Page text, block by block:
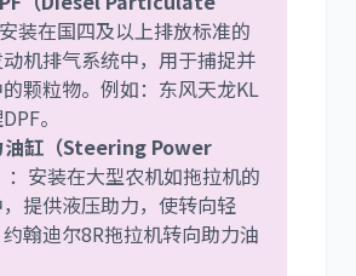
装在国四及以上排放标准的
机排气系统中，用于捕捉并
颗粒物。例如：东风天龙KL
。
油缸（Steering Power
：安装在大型农机如拖拉机的
提供液压助力，使转向轻
翰迪尔8R拖拉机转向助力油